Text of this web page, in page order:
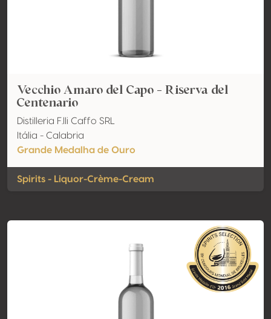
Vecchio Amaro del Capo - Riserva del
Centenario
Distilleria F.lli Caffo SRL
Itália - Calabria
Grande Medalha de Ouro
Spirits - Liquor-Crème-Cream